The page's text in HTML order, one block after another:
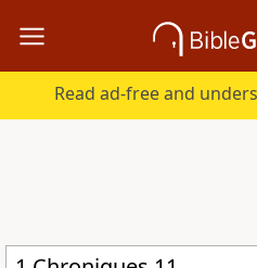
Read ad-free and